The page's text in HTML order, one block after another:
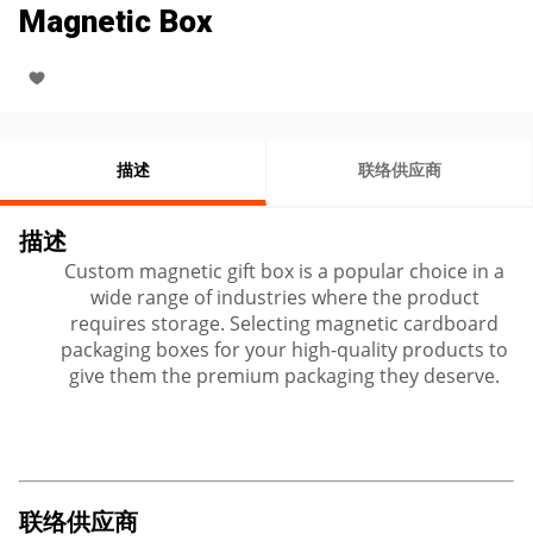
Magnetic Box
描述 联络供应商
描述
Custom magnetic gift box is a popular choice in a
wide range of industries where the product
requires storage. Selecting magnetic cardboard
packaging boxes for your high-quality products to
give them the premium packaging they deserve.
联络供应商